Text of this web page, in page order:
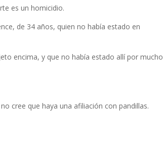
es un homicidio.
de 34 años, quien no había estado en
encima, y que no había estado allí por mucho
cree que haya una afiliación con pandillas.